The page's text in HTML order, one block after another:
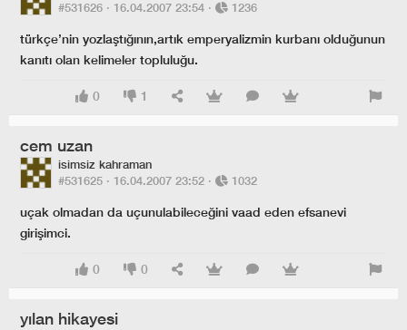
#531626 · 16.04.2007 23:54 · 1236
türkçe’nin yozlaştığının,artık emperyalizmin kurbanı olduğunun
kanıtı olan kelimeler topluluğu.
0 1
cem uzan
isimsiz kahraman
#531625 · 16.04.2007 23:52 · 1032
uçak olmadan da uçunulabileceğini vaad eden efsanevi
girişimci.
0 0
yılan hikayesi